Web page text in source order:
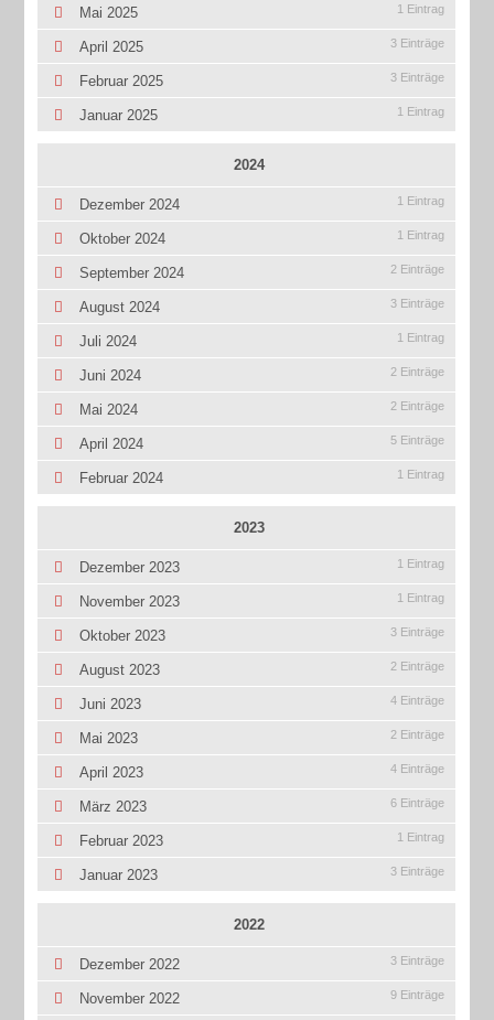
Mai 2025 1 Eintrag
April 2025 3 Einträge
Februar 2025 3 Einträge
Januar 2025 1 Eintrag
2024
Dezember 2024 1 Eintrag
Oktober 2024 1 Eintrag
September 2024 2 Einträge
August 2024 3 Einträge
Juli 2024 1 Eintrag
Juni 2024 2 Einträge
Mai 2024 2 Einträge
April 2024 5 Einträge
Februar 2024 1 Eintrag
2023
Dezember 2023 1 Eintrag
November 2023 1 Eintrag
Oktober 2023 3 Einträge
August 2023 2 Einträge
Juni 2023 4 Einträge
Mai 2023 2 Einträge
April 2023 4 Einträge
März 2023 6 Einträge
Februar 2023 1 Eintrag
Januar 2023 3 Einträge
2022
Dezember 2022 3 Einträge
November 2022 9 Einträge